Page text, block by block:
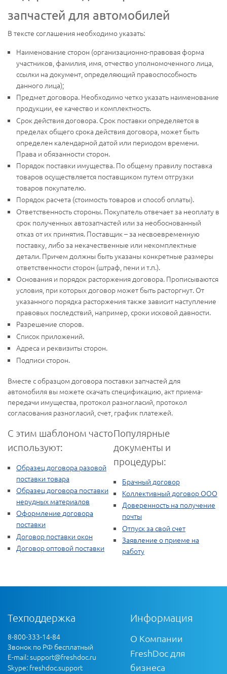
запчастей для автомобилей
В тексте соглашения необходимо указать:
Наименование сторон (организационно-правовая форма
участников, фамилия, имя, отчество уполномоченного лица,
ссылки на документ, определяющий правоспособность
данного лица);
Предмет договора. Необходимо четко указать наименование
продукции, ее качество и комплектность.
Срок действия договора. Срок поставки определяется в
пределах общего срока действия договора, может быть
определен календарной датой или периодом времени.
Права и обязанности сторон.
Порядок поставки имущества. По общему правилу поставка
товаров осуществляется поставщиком путем отгрузки
товаров покупателю.
Порядок расчета (стоимость товаров и способ оплаты).
Ответственность стороны. Покупатель отвечает за неоплату в
срок полученных автозапчастей или за необоснованный
отказ от их принятия. Поставщик – за несвоевременную
поставку, либо за некачественные или некомплектные
детали. Причем должны быть указаны конкретные размеры
ответственности сторон (штраф, пени и т.п.).
Основания и порядок расторжения договора. Прописываются
условия, при которых договор может быть расторгнут. От
указанного порядка расторжения также зависит наступление
правовых последствий, например, сроки исковой давности.
Разрешение споров.
Список приложений.
Адреса и реквизиты сторон.
Подписи сторон.
Вместе с образцом договора поставки запчастей для
автомобиля вы можете скачать спецификацию, акт приема-
передачи имущества, протокол разногласий, протокол
согласования разногласий, счет, график платежей.
С этим шаблоном часто
используют:
Образец договора разовой
поставки товара
Образец договора поставки
нерудных материалов
Оформление договора
поставки
Договор поставки окон
Договор оптовой поставки
Популярные
документы и
процедуры:
Брачный договор
Коллективный договор ООО
Доверенность на получение
почты
Отпуск за свой счет
Заявление о приеме на
работу
Техподдержка
8-800-333-14-84
Звонок по РФ бесплатный
E-mail:support@freshdoc.ru
Skype: freshdoc.support
Информация
О Компании
FreshDoc для
бизнеса